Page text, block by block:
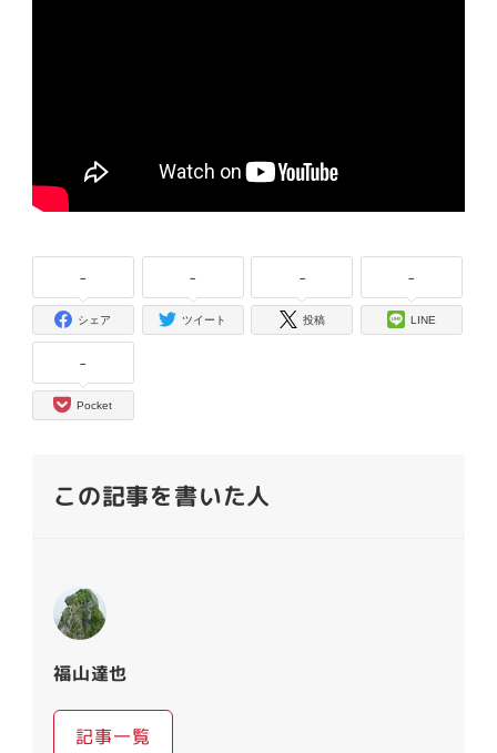
-
シェア
-
ツイート
-
投稿
-
LINE
-
Pocket
この記事を書いた人
福山達也
記事一覧